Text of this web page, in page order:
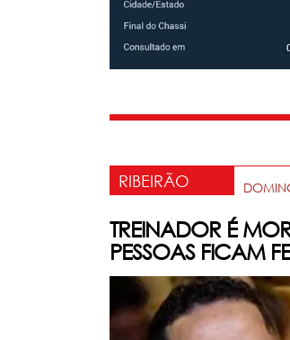
RIBEIRÃO
TREINADOR É
PESSOAS FICAM